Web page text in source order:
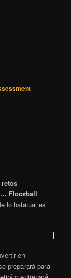
Floorball
lo habitual es
en
preparará para